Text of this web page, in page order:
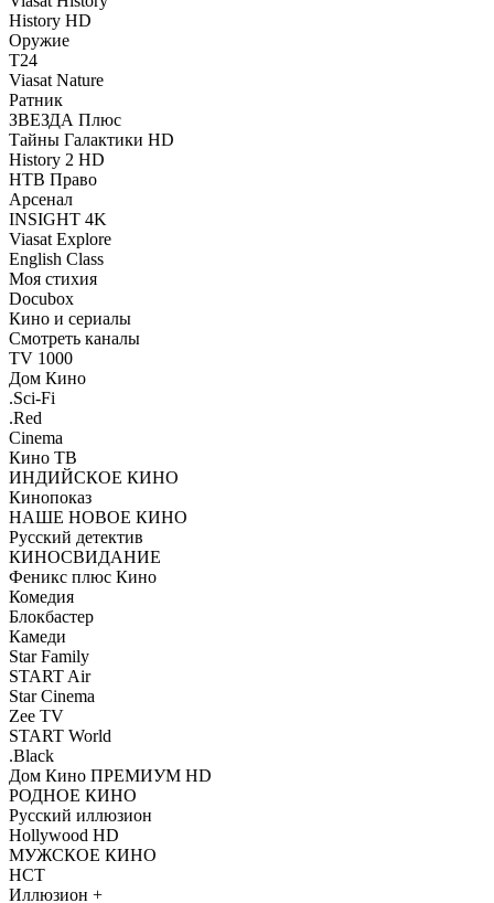
History HD
Оружие
Т24
Viasat Nature
Ратник
ЗВЕЗДА Плюс
Тайны Галактики HD
History 2 HD
НТВ Право
Арсенал
INSIGHT 4K
Viasat Explore
English Class
Моя стихия
Docubox
Кино и сериалы
Смотреть каналы
TV 1000
Дом Кино
.Sci-Fi
.Red
Cinema
Кино ТВ
ИНДИЙСКОЕ КИНО
Кинопоказ
НАШЕ НОВОЕ КИНО
Русский детектив
КИНОСВИДАНИЕ
Феникс плюс Кино
Комедия
Блокбастер
Камеди
Star Family
START Air
Star Cinema
Zee TV
START World
.Black
Дом Кино ПРЕМИУМ HD
РОДНОЕ КИНО
Русский иллюзион
Hollywood HD
МУЖСКОЕ КИНО
НСТ
Иллюзион +